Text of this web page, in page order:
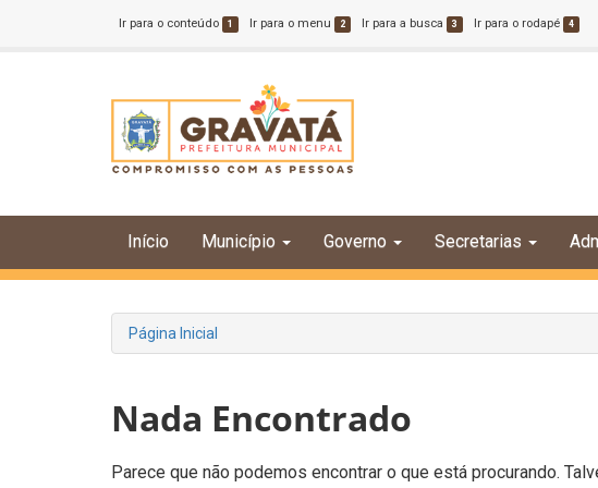
Ir para o conteúdo 1 Ir para o menu 2 Ir para a busca 3 Ir para o rodapé 4
Início Município Governo Secretarias
Página Inicial
Nada Encontrado
Parece que não podemos encontrar o que está procurando.